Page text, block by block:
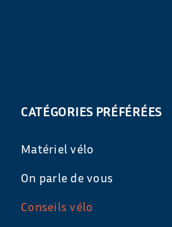
CATÉGORIES PRÉFÉRÉES
Matériel vélo
On parle de vous
Conseils vélo